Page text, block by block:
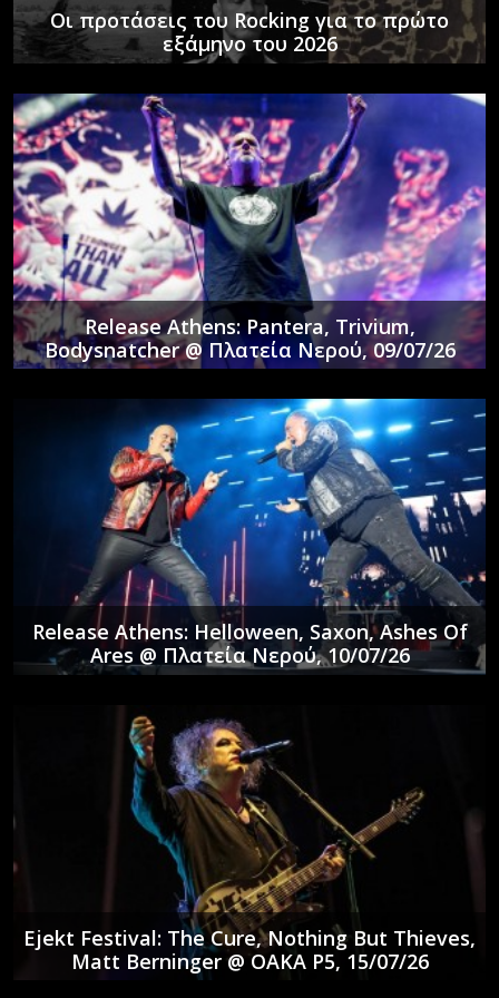
Οι προτάσεις του Rocking για το πρώτο
εξάμηνο του 2026
Release Athens: Pantera, Trivium,
Bodysnatcher @ Πλατεία Νερού, 09/07/26
Release Athens: Helloween, Saxon, Ashes Of
Ares @ Πλατεία Νερού, 10/07/26
Ejekt Festival: The Cure, Nothing But Thieves,
Matt Berninger @ ΟΑΚΑ P5, 15/07/26